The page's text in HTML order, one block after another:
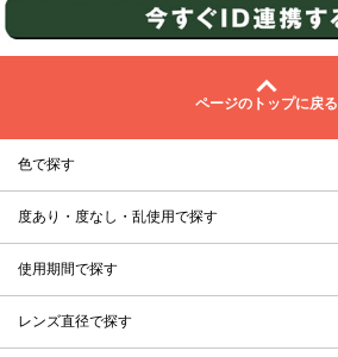
ページのトップに戻る
色で探す
度あり・度なし・乱使用で探す
使用期間で探す
レンズ直径で探す